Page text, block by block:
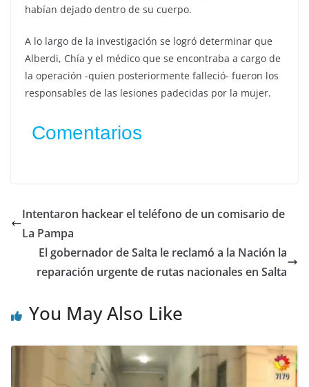
habían dejado dentro de su cuerpo.
A lo largo de la investigación se logró determinar que
Alberdi, Chía y el médico que se encontraba a cargo de
la operación -quien posteriormente falleció- fueron los
responsables de las lesiones padecidas por la mujer.
Comentarios
Intentaron hackear el teléfono de un comisario de
La Pampa
El gobernador de Salta le reclamó a la Nación la
reparación urgente de rutas nacionales en Salta
You May Also Like